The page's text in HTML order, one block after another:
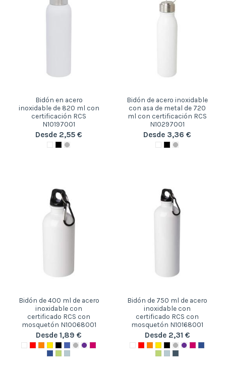
Bidón en acero
inoxidable de 820 ml con
certificación RCS
N10197001
Desde 2,55 €
Bidón de acero inoxidable
con asa de metal de 720
ml con certificación RCS
N10297001
Desde 3,36 €
Bidón de 400 ml de acero
inoxidable con
certificado RCS con
mosquetón N10068001
Desde 1,89 €
Bidón de 750 ml de acero
inoxidable con
certificado RCS con
mosquetón N10168001
Desde 2,31 €